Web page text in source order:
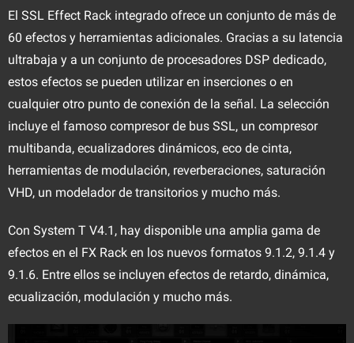
El SSL Effect Rack integrado ofrece un conjunto de más de
60 efectos y herramientas adicionales. Gracias a su latencia
ultrabaja y a un conjunto de procesadores DSP dedicado,
estos efectos se pueden utilizar en inserciones o en
cualquier otro punto de conexión de la señal. La selección
incluye el famoso compresor de bus SSL, un compresor
multibanda, ecualizadores dinámicos, eco de cinta,
herramientas de modulación, reverberaciones, saturación
VHD, un modelador de transitorios y mucho más.
Con System T V4.1, hay disponible una amplia gama de
efectos en el FX Rack en los nuevos formatos 9.1.2, 9.1.4 y
9.1.6. Entre ellos se incluyen efectos de retardo, dinámica,
ecualización, modulación y mucho más.